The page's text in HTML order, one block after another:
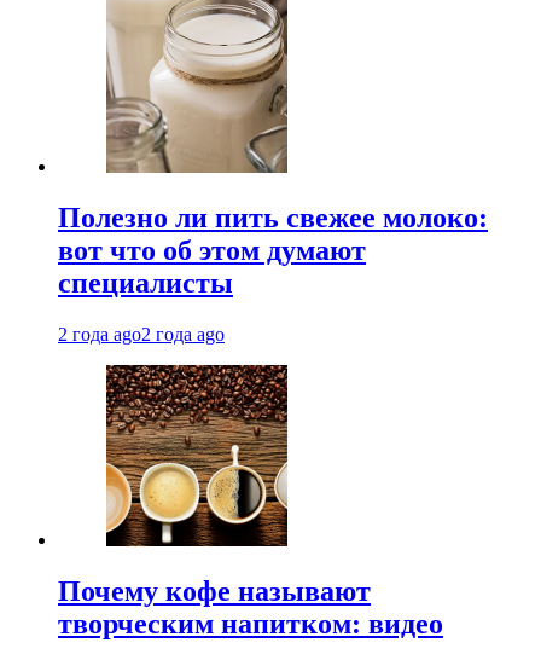
Полезно ли пить свежее молоко:
вот что об этом думают
специалисты
2 года ago2 года ago
Почему кофе называют
творческим напитком: видео